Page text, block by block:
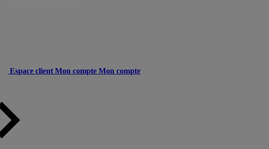
Espace client Mon compte Mon compte